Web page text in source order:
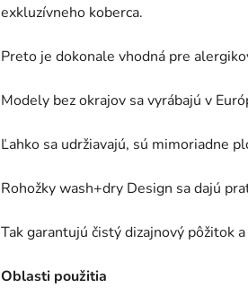
exkluzívneho koberca.
Preto je dokonale vhodná pre
Modely bez okrajov sa vyrábajú v
Ľahko sa udržiavajú, sú mimoriadne
Rohožky wash+dry Design sa dajú
Tak garantujú čistý dizajnový pôžitok
Oblasti použitia